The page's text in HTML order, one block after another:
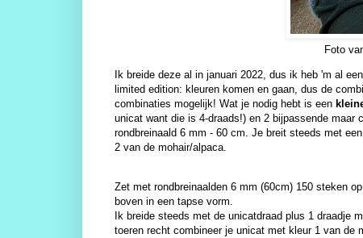
Foto
Ik breide deze al in januari 2022, dus ik heb 'm al
limited edition: kleuren komen en gaan, dus de
combinaties mogelijk! Wat je nodig hebt is een
unicat want die is 4-draads!) en 2 bijpassende maar
rondbreinaald 6 mm - 60 cm. Je breit steeds met
2 van de mohair/alpaca.
Zet met rondbreinaalden 6 mm (60cm) 150 steken
boven in een tapse vorm.
Ik breide steeds met de unicatdraad plus 1 draadje
toeren recht combineer je unicat met kleur 1 van de